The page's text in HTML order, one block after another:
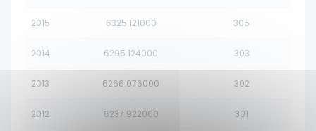
2015 6325.121000 305
2014 6295.124000 303
2013 6266.076000 302
2012 6237.922000 301